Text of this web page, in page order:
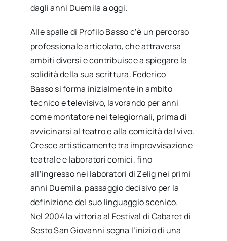
dagli anni Duemila a oggi.
Alle spalle di Profilo Basso c’è un percorso
professionale articolato, che attraversa
ambiti diversi e contribuisce a spiegare la
solidità della sua scrittura. Federico
Basso si forma inizialmente in ambito
tecnico e televisivo, lavorando per anni
come montatore nei telegiornali, prima di
avvicinarsi al teatro e alla comicità dal vivo.
Cresce artisticamente tra improvvisazione
teatrale e laboratori comici, fino
all’ingresso nei laboratori di Zelig nei primi
anni Duemila, passaggio decisivo per la
definizione del suo linguaggio scenico.
Nel 2004 la vittoria al Festival di Cabaret di
Sesto San Giovanni segna l’inizio di una